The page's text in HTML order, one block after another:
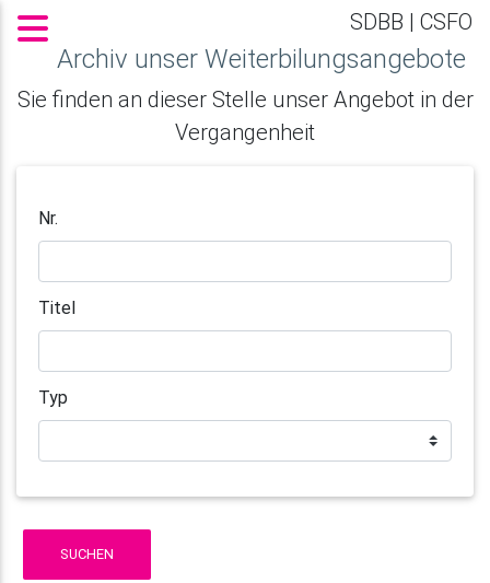
SDBB | CSFO
Archiv unser Weiterbilungsangebote
Sie finden an dieser Stelle unser Angebot in der
Vergangenheit
Nr.
Titel
Typ
SUCHEN